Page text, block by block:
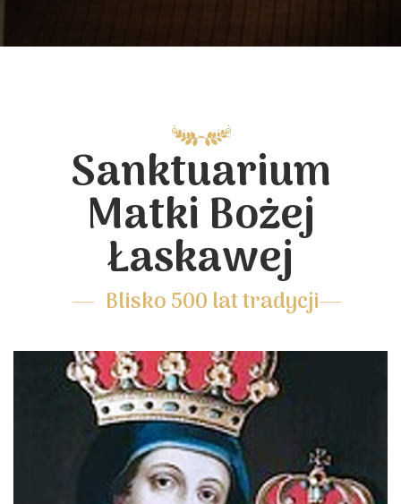
Sanktuarium
Matki Bożej
Łaskawej
Blisko 500 lat tradycji